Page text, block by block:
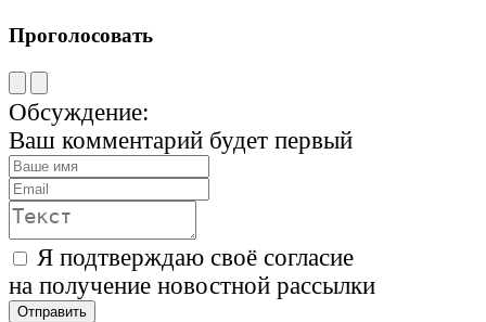
Проголосовать
Обсуждение:
Ваш комментарий будет первый
Я подтверждаю своё согласие
на получение новостной рассылки